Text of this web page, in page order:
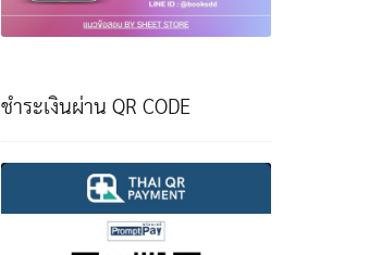
ชำระเงินผ่าน QR CODE